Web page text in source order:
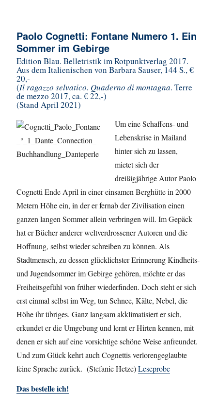
Paolo Cognetti: Fontane Numero 1. Ein
Sommer im Gebirge
Edition Blau. Belletristik im Rotpunktverlag 2017.
Aus dem Italienischen von Barbara Sauser, 144 S., €
20,-
(Il ragazzo selvatico. Quaderno di montagna. Terre
de mezzo 2017, ca. € 22,-)
(Stand April 2021)
Um eine Schaffens- und
Lebenskrise in Mailand
hinter sich zu lassen,
mietet sich der
dreißigjährige Autor Paolo
Cognetti Ende April in einer einsamen Berghütte in 2000
Metern Höhe ein, in der er fernab der Zivilisation einen
ganzen langen Sommer allein verbringen will. Im Gepäck
hat er Bücher anderer weltverdrossener Autoren und die
Hoffnung, selbst wieder schreiben zu können. Als
Stadtmensch, zu dessen glücklichster Erinnerung Kindheits-
und Jugendsommer im Gebirge gehören, möchte er das
Freiheitsgefühl von früher wiederfinden. Doch steht er sich
erst einmal selbst im Weg, tun Schnee, Kälte, Nebel, die
Höhe ihr übriges. Ganz langsam akklimatisiert er sich,
erkundet er die Umgebung und lernt er Hirten kennen, mit
denen er sich auf eine vorsichtige schöne Weise anfreundet.
Und zum Glück kehrt auch Cognettis verlorengeglaubte
feine Sprache zurück. (Stefanie Hetze)Leseprobe
Das bestelle ich!